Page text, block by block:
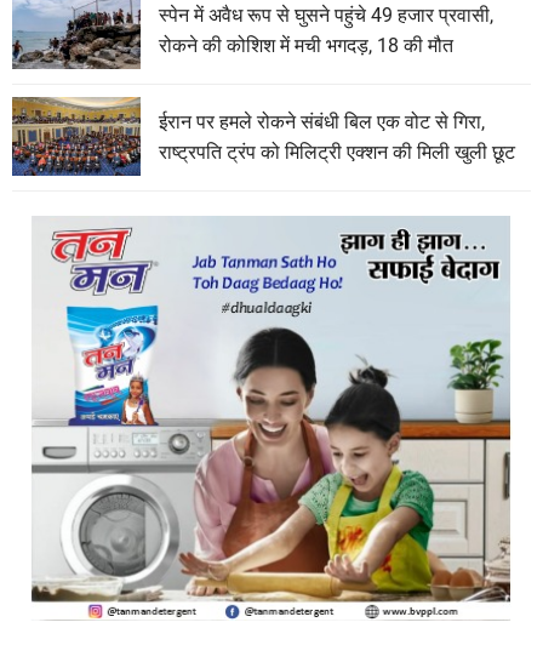
स्पेन में अवैध रूप से घुसने पहुंचे 49 हजार प्रवासी,
रोकने की कोशिश में मची भगदड़, 18 की मौत
ईरान पर हमले रोकने संबंधी बिल एक वोट से गिरा,
राष्ट्रपति ट्रंप को मिलिट्री एक्शन की मिली खुली छूट